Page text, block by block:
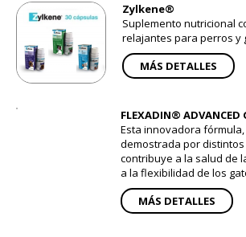
Zylkene®
Suplemento nutricional
relajantes para perros y
MÁS DETALLES
FLEXADIN® ADVANCED
Esta innovadora
demostrada por
contribuye a la salud de
a la flexibilidad de los
MÁS DETALLES